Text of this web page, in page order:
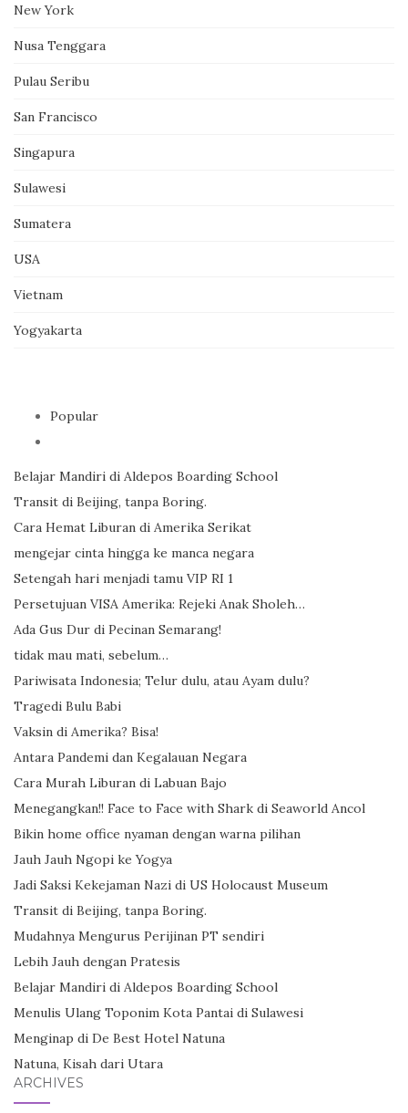
New York
Nusa Tenggara
Pulau Seribu
San Francisco
Singapura
Sulawesi
Sumatera
USA
Vietnam
Yogyakarta
Popular
Belajar Mandiri di Aldepos Boarding School
Transit di Beijing, tanpa Boring.
Cara Hemat Liburan di Amerika Serikat
mengejar cinta hingga ke manca negara
Setengah hari menjadi tamu VIP RI 1
Persetujuan VISA Amerika: Rejeki Anak Sholeh…
Ada Gus Dur di Pecinan Semarang!
tidak mau mati, sebelum…
Pariwisata Indonesia; Telur dulu, atau Ayam dulu?
Tragedi Bulu Babi
Vaksin di Amerika? Bisa!
Antara Pandemi dan Kegalauan Negara
Cara Murah Liburan di Labuan Bajo
Menegangkan!! Face to Face with Shark di Seaworld Ancol
Bikin home office nyaman dengan warna pilihan
Jauh Jauh Ngopi ke Yogya
Jadi Saksi Kekejaman Nazi di US Holocaust Museum
Transit di Beijing, tanpa Boring.
Mudahnya Mengurus Perijinan PT sendiri
Lebih Jauh dengan Pratesis
Belajar Mandiri di Aldepos Boarding School
Menulis Ulang Toponim Kota Pantai di Sulawesi
Menginap di De Best Hotel Natuna
Natuna, Kisah dari Utara
ARCHIVES